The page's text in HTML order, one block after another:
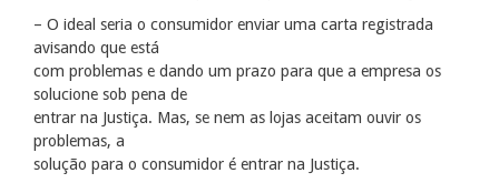
– O ideal seria o consumidor enviar uma carta registrada
avisando que está
com problemas e dando um prazo para que a empresa os
solucione sob pena de
entrar na Justiça. Mas, se nem as lojas aceitam ouvir os
problemas, a
solução para o consumidor é entrar na Justiça.